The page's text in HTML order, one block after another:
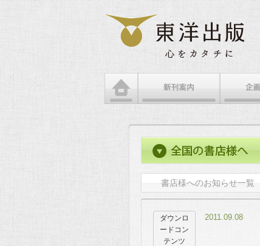
書店様へのお知らせ一覧
ダウンロ
ードコン
テンツ
2011.09.08